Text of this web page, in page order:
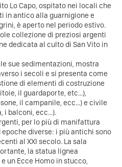
Lo Capo, ospitato nei locali che
in antico alla guarnigione e
è aperto nel periodo estivo.
collezione di preziosi argenti
dedicata al culto di San Vito in
sue sedimentazioni, mostra
i secoli e si presenta come
di elementi di costruzione
il guardaporte, etc…),
il campanile, ecc…) e civile
i balconi, ecc…).
per lo più di manifattura
diverse: i più antichi sono
al XXI secolo. La sala
la statua lignea
un Ecce Homo in stucco,